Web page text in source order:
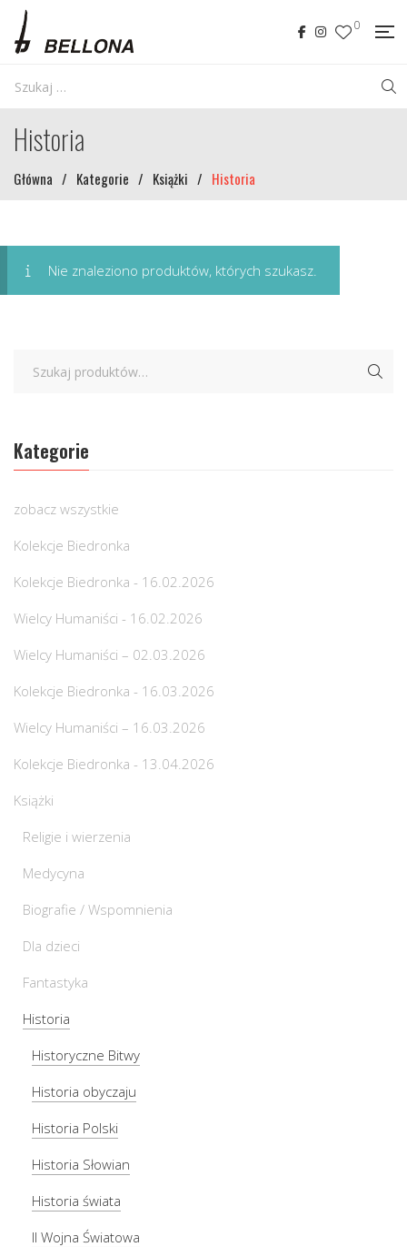
0
Historia
Główna / Kategorie / Książki / Historia
Nie znaleziono produktów, których szukasz.
Kategorie
zobacz wszystkie
Kolekcje Biedronka
Kolekcje Biedronka - 16.02.2026
Wielcy Humaniści - 16.02.2026
Wielcy Humaniści – 02.03.2026
Kolekcje Biedronka - 16.03.2026
Wielcy Humaniści – 16.03.2026
Kolekcje Biedronka - 13.04.2026
Książki
Religie i wierzenia
Medycyna
Biografie / Wspomnienia
Dla dzieci
Fantastyka
Historia
Historyczne Bitwy
Historia obyczaju
Historia Polski
Historia Słowian
Historia świata
II Wojna Światowa